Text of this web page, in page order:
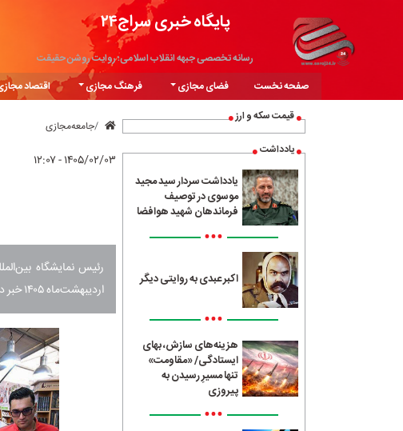
پایگاه خبری سراج۲۴
رسانه تخصصی جبهه انقلاب اسلامی؛ روایت روشن حقیقت
صفحه نخست فضای مجازی فرهنگ مجازی اقتصاد
قیمت سکه و ارز
یادداشت
یادداشت سردار سید مجید
موسوی در توصیف
فرماندهان شهید هوافضا
•••
اکبر عبدی به روایتی دیگر
•••
هزینه‌های سازش، بهای
ایستادگی/ «مقاومت»
تنها مسیرِ رسیدن به
پیروزی
•••
جامعه‌مجازی
۱۴۰۵/۰۲/۰۳ - ۱۲:۰۷
رئیس نمایشگاه
اردیبهشت‌ماه ۱۴۰۵ خبر داد.